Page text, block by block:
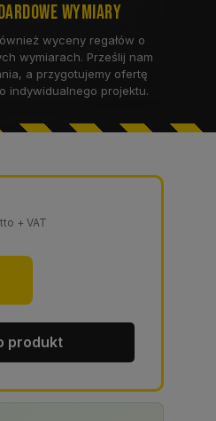
WYMIARY
wyceny regałów o
wymiarach. Prześlij nam
a przygotujemy ofertę
indywidualnego projektu.
+ VAT
produkt